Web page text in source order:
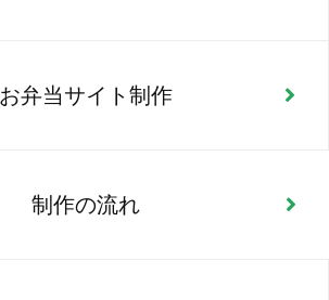
お弁当サイト制作
制作の流れ